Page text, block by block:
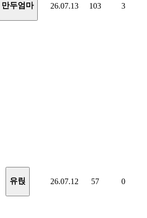
만두엄마 26.07.13 103 3
유릱 26.07.12 57 0